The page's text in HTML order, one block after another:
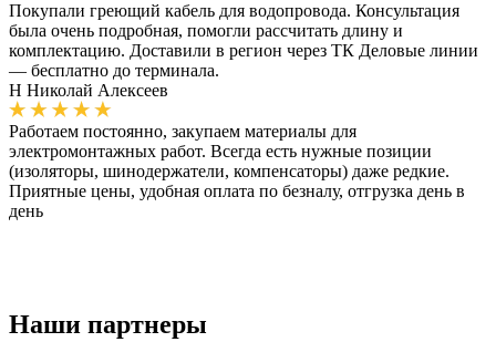
Покупали греющий кабель для водопровода. Консультация
была очень подробная, помогли рассчитать длину и
комплектацию. Доставили в регион через ТК Деловые линии
— бесплатно до терминала.
Н Николай Алексеев
Работаем постоянно, закупаем материалы для
электромонтажных работ. Всегда есть нужные позиции
(изоляторы, шинодержатели, компенсаторы) даже редкие.
Приятные цены, удобная оплата по безналу, отгрузка день в
день
Наши партнеры